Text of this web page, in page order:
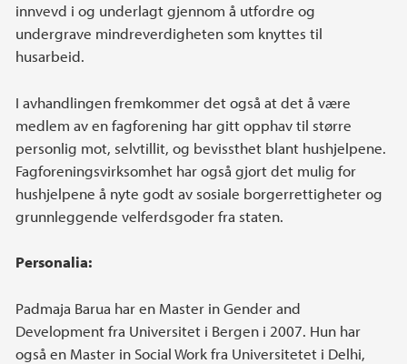
innvevd i og underlagt gjennom å utfordre og
undergrave mindreverdigheten som knyttes til
husarbeid.
I avhandlingen fremkommer det også at det å være
medlem av en fagforening har gitt opphav til større
personlig mot, selvtillit, og bevissthet blant hushjelpene.
Fagforeningsvirksomhet har også gjort det mulig for
hushjelpene å nyte godt av sosiale borgerrettigheter og
grunnleggende velferdsgoder fra staten.
Personalia:
Padmaja Barua har en Master in Gender and
Development fra Universitet i Bergen i 2007. Hun har
også en Master in Social Work fra Universitetet i Delhi,